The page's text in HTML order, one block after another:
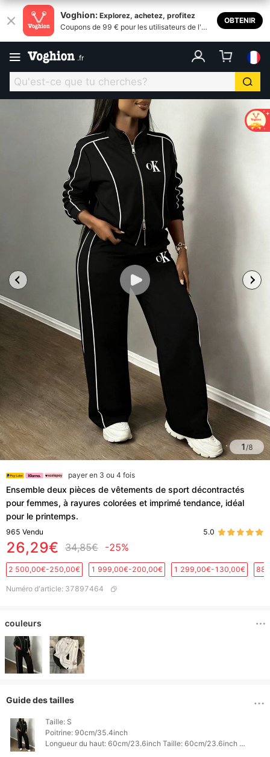
Voghion: Explorez, achetez, profitez
Coupons de 99 € pour les utilisateurs de l'ap
OBTENIR
.fr
1/8
payer en 3 ou 4 fois
Ensemble deux pièces de vêtements de sport décontractés
pour femmes, à rayures colorées et imprimé tendance, idéal
pour le printemps.
965 Vendu 5.0
26,29€ 34,85€ -25%
2 500,00€-250,00€ 1 999,00€-200,00€ 1 299,00€-130,00€
Numéro d'article: 37897464
couleurs
Guide des tailles
Taille: S
Poitrine: 90cm/35.4inch
Longueur du haut: 60cm/23.6inch Taille: 60cm/23.6inch